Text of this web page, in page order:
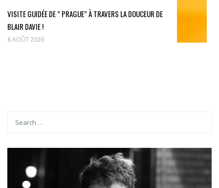
VISITE GUIDÉE DE ” PRAGUE” À TRAVERS LA DOUCEUR DE
BLAIR DAVIE !
8 AOÛT 2026